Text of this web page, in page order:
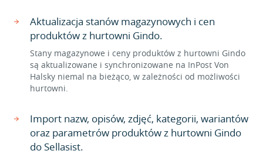
Aktualizacja stanów magazynowych i cen
produktów z hurtowni Gindo.
Stany magazynowe i ceny produktów z hurtowni Gindo
są aktualizowane i synchronizowane na InPost Von
Halsky niemal na bieżąco, w zależności od możliwości
hurtowni.
Import nazw, opisów, zdjęć, kategorii, wariantów
oraz parametrów produktów z hurtowni Gindo
do Sellasist.